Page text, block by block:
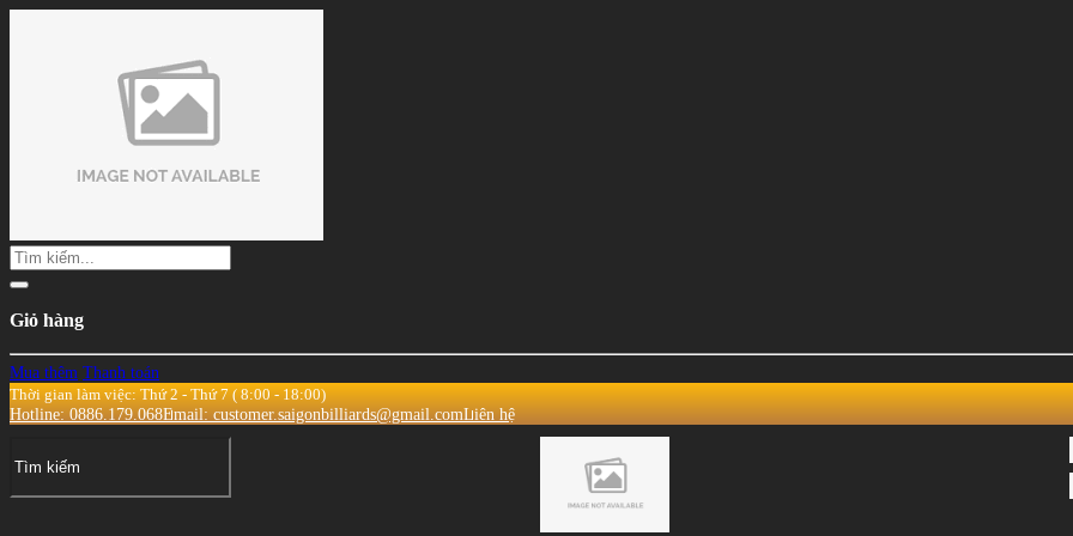
Giỏ hàng
Mua thêm Thanh toán
Thời gian làm việc: Thứ 2 - Thứ 7 ( 8:00 - 18:00)
Hotline: 0886.179.068Email: customer.saigonbilliards@gmail.comLiên hệ